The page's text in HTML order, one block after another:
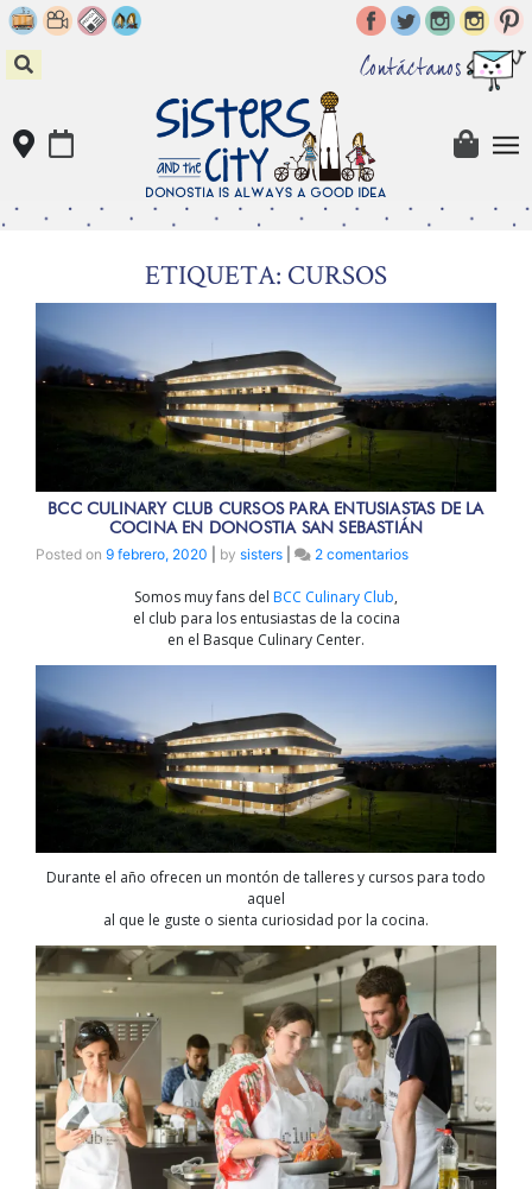
Skip
to
content
Contáctanos
ETIQUETA: CURSOS
BCC CULINARY CLUB CURSOS PARA ENTUSIASTAS DE LA
COCINA EN DONOSTIA SAN SEBASTIÁN
Posted on 9 febrero, 2020 by sisters 2 comentariosen
cocina
en
Sebastián
Somos muy fans del BCC Culinary Club,
el club para los entusiastas de la cocina
en el Basque Culinary Center.
Durante el año ofrecen un montón de talleres y cursos para todo
aquel
al que le guste o sienta curiosidad por la cocina.